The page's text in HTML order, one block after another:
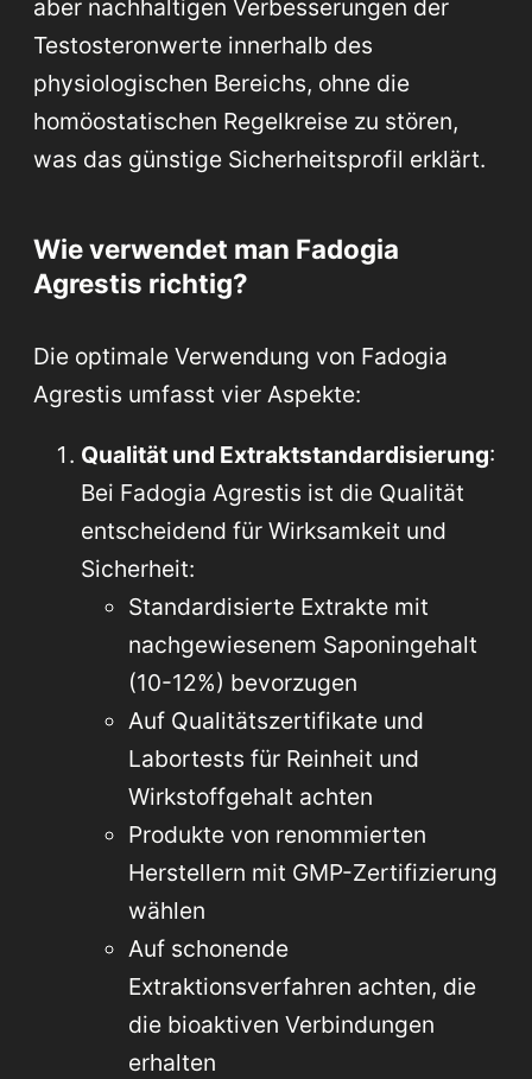
aber nachhaltigen Verbesserungen der
Testosteronwerte innerhalb des
physiologischen Bereichs, ohne die
homöostatischen Regelkreise zu stören,
was das günstige Sicherheitsprofil erklärt.
Wie verwendet man Fadogia
Agrestis richtig?
Die optimale Verwendung von Fadogia
Agrestis umfasst vier Aspekte:
Qualität und Extraktstandardisierung:
Bei Fadogia Agrestis ist die Qualität
entscheidend für Wirksamkeit und
Sicherheit:
Standardisierte Extrakte mit
nachgewiesenem Saponingehalt
(10-12%) bevorzugen
Auf Qualitätszertifikate und
Labortests für Reinheit und
Wirkstoffgehalt achten
Produkte von renommierten
Herstellern mit GMP-Zertifizierung
wählen
Auf schonende
Extraktionsverfahren achten, die
die bioaktiven Verbindungen
erhalten